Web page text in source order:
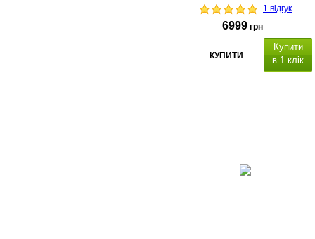
1 відгук
6999 грн
КУПИТИ
Купити
в 1 клік